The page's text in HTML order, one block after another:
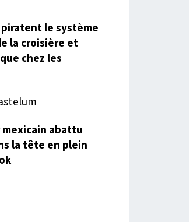
piratent le système
la croisière et
chez les
abattu
la tête en plein